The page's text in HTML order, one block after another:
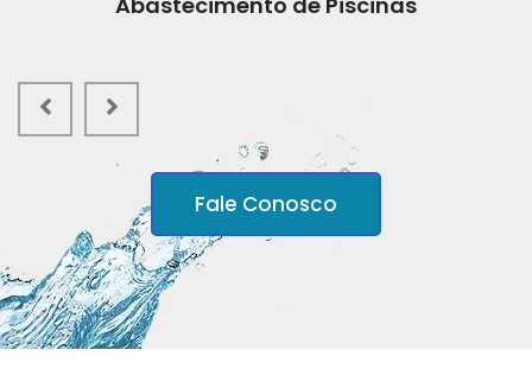
Fale Conosco